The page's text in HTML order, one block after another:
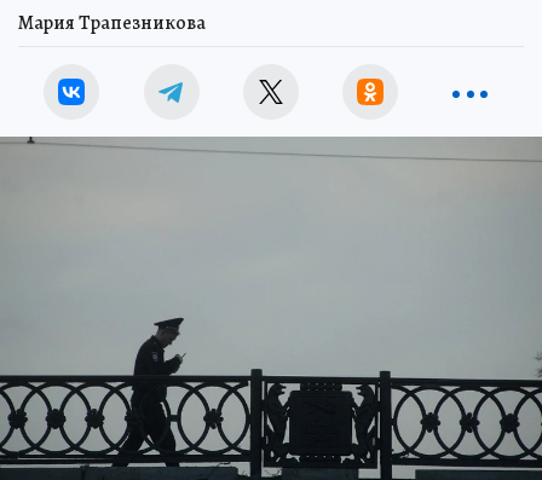
Мария Трапезникова